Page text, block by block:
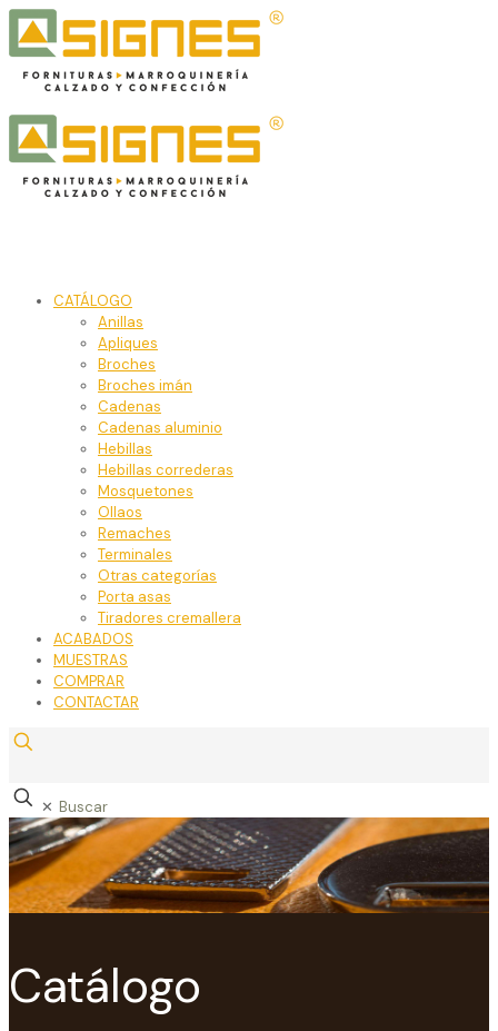
CATÁLOGO
Anillas
Apliques
Broches
Broches imán
Cadenas
Cadenas aluminio
Hebillas
Hebillas correderas
Mosquetones
Ollaos
Remaches
Terminales
Otras categorías
Porta asas
Tiradores cremallera
ACABADOS
MUESTRAS
COMPRAR
CONTACTAR
✕
Catálogo